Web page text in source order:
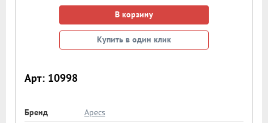
В корзину
Купить в один клик
Арт: 10998
Бренд
Apecs